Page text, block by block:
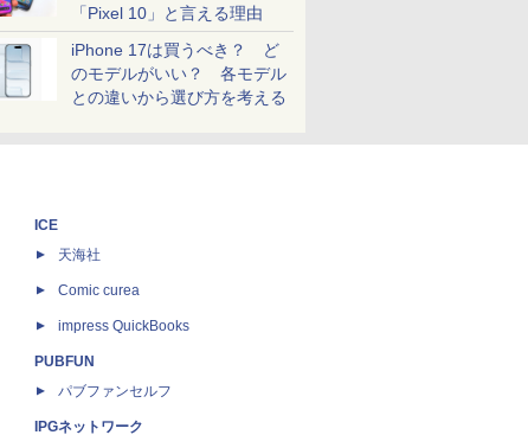
「Pixel 10」と言える理由
iPhone 17は買うべき？ ど
のモデルがいい？ 各モデル
との違いから選び方を考える
ICE
天海社
Comic curea
impress QuickBooks
PUBFUN
パブファンセルフ
IPGネットワーク